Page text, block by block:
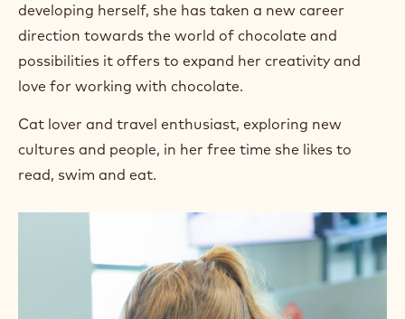
developing herself, she has taken a new career
direction towards the world of chocolate and
possibilities it offers to expand her creativity and
love for working with chocolate.
Cat lover and travel enthusiast, exploring new
cultures and people, in her free time she likes to
read, swim and eat.